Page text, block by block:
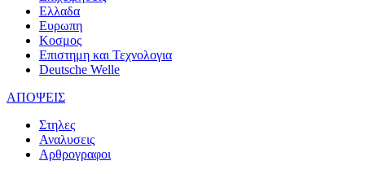
Ελλαδα
Ευρωπη
Κοσμος
Επιστημη και Τεχνολογια
Deutsche Welle
ΑΠΟΨΕΙΣ
Στηλες
Αναλυσεις
Αρθρογραφοι